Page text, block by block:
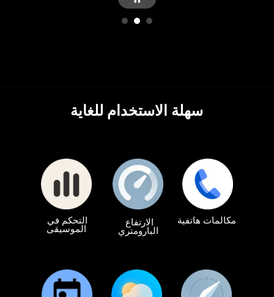
سهلة الاستخدام للغاية
التحكم في
الموسيقى
الارتفاع
البارومتري
مكالمات هاتفية